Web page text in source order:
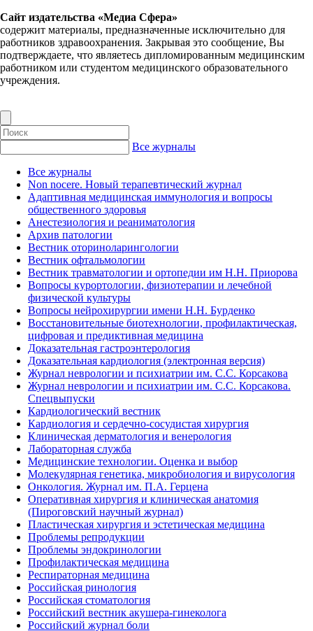
Сайт издательства «Медиа Сфера»
содержит материалы, предназначенные исключительно для
работников здравоохранения. Закрывая это сообщение, Вы
подтверждаете, что являетесь дипломированным медицинским
работником или студентом медицинского образовательного
учреждения.
Все журналы
Все журналы
Non nocere. Новый терапевтический журнал
Адаптивная медицинская иммунология и вопросы
общественного здоровья
Анестезиология и реаниматология
Архив патологии
Вестник оториноларингологии
Вестник офтальмологии
Вестник травматологии и ортопедии им Н.Н. Приорова
Вопросы курортологии, физиотерапии и лечебной
физической культуры
Вопросы нейрохирургии имени Н.Н. Бурденко
Восстановительные биотехнологии, профилактическая,
цифровая и предиктивная медицина
Доказательная гастроэнтерология
Доказательная кардиология (электронная версия)
Журнал неврологии и психиатрии им. С.С. Корсакова
Журнал неврологии и психиатрии им. С.С. Корсакова.
Спецвыпуски
Кардиологический вестник
Кардиология и сердечно-сосудистая хирургия
Клиническая дерматология и венерология
Лабораторная служба
Медицинские технологии. Оценка и выбор
Молекулярная генетика, микробиология и вирусология
Онкология. Журнал им. П.А. Герцена
Оперативная хирургия и клиническая анатомия
(Пироговский научный журнал)
Пластическая хирургия и эстетическая медицина
Проблемы репродукции
Проблемы эндокринологии
Профилактическая медицина
Респираторная медицина
Российская ринология
Российская стоматология
Российский вестник акушера-гинеколога
Российский журнал боли